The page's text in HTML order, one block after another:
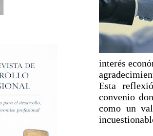
interés
Esta
convenio
como un